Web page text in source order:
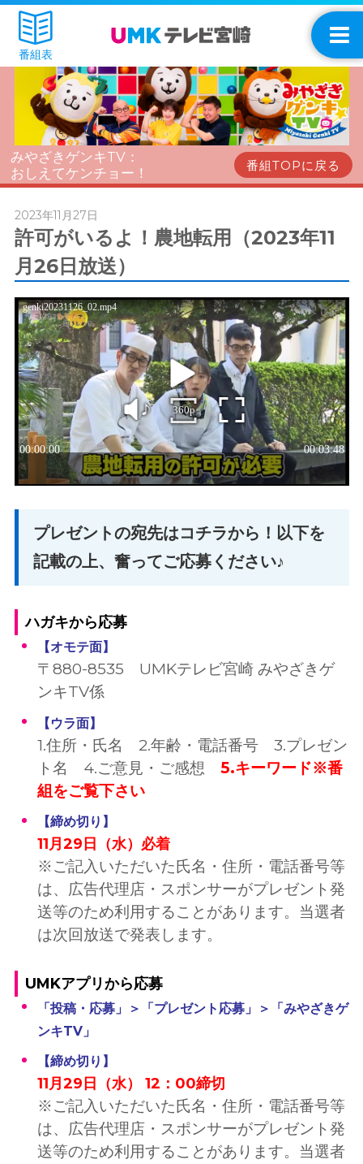
番組表
みやざきゲンキTV：
おしえてケンチョー！
番組TOPに戻る
2023年11月27日
許可がいるよ！農地転用（2023年11
月26日放送）
プレゼントの宛先はコチラから！以下を
記載の上、奮ってご応募ください♪
ハガキから応募
【オモテ面】
〒880-8535 UMKテレビ宮崎 みやざきゲ
ンキTV係
【ウラ面】
1.住所・氏名 2.年齢・電話番号 3.プレゼン
ト名 4.ご意見・ご感想5.キーワード※番
組をご覧下さい
【締め切り】
11月29日（水）必着
※ご記入いただいた氏名・住所・電話番号等
は、広告代理店・スポンサーがプレゼント発
送等のため利用することがあります。当選者
は次回放送で発表します。
UMKアプリから応募
「投稿・応募」＞「プレゼント応募」＞「みやざきゲ
ンキTV」
【締め切り】
11月29日（水） 12：00締切
※ご記入いただいた氏名・住所・電話番号等
は、広告代理店・スポンサーがプレゼント発
送等のため利用することがあります。当選者